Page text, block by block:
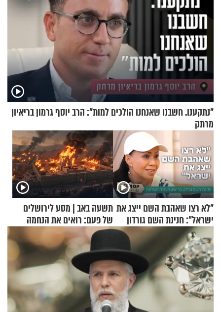
"נתקענו. חשבנו שאנחנו הולכים למות": הרב יוסף גרמון בריאיון
מרתק
"לא רצו שאהבת השם ייצג את
ישראל": חנינת השם גורדון
בריאיון מעורר השראה
תשעה באב | מסע לירושלים
של פעם: רואים את הנחמה